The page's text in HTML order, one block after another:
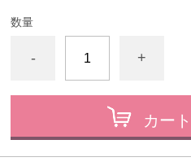
数量
- +
カー